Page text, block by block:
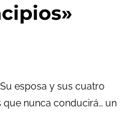
esposa y sus cuatro
nunca conducirá… un